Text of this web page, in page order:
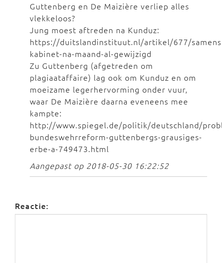
Guttenberg en De Maizière verliep alles
vlekkeloos?
Jung moest aftreden na Kunduz:
https://duitslandinstituut.nl/artikel/677/
kabinet-na-maand-al-gewijzigd
Zu Guttenberg (afgetreden om
plagiaataffaire) lag ook om Kunduz en om
moeizame legerhervorming onder vuur,
waar De Maizière daarna eveneens mee
kampte:
http://www.spiegel.de/politik/deutschland/
bundeswehrreform-guttenbergs-grausiges-
erbe-a-749473.html
Aangepast op 2018-05-30 16:22:52
Reactie: